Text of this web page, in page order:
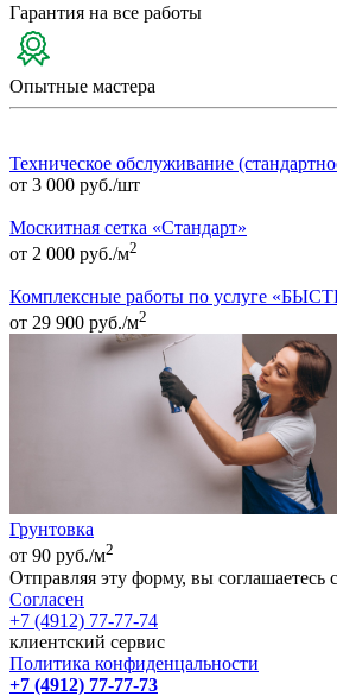
Гарантия на все работы
Опытные мастера
Техническое обслуживание
от 3 000 руб./шт
Москитная сетка «Стандарт»
от 2 000 руб./м2
Комплексные работы по услуге
от 29 900 руб./м2
Грунтовка
от 90 руб./м2
Отправляя эту форму, вы соглашаетесь с
Согласен
+7 (4912) 77-77-74
клиентский сервис
Политика конфиденцальности
+7 (4912) 77-77-73